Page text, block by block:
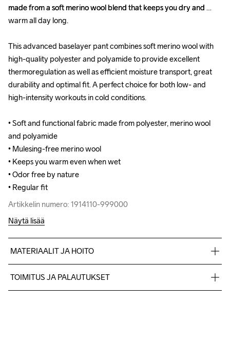
made from a soft merino wool blend that keeps you dry and
warm all day long.
This advanced baselayer pant combines soft merino wool with
high-quality polyester and polyamide to provide excellent
thermoregulation as well as efficient moisture transport, great
durability and optimal fit. A perfect choice for both low- and
high-intensity workouts in cold conditions.
• Soft and functional fabric made from polyester, merino wool
and polyamide
• Mulesing-free merino wool
• Keeps you warm even when wet
• Odor free by nature
• Regular fit
Artikkelin numero: 1914110-999000
made from a soft merino wool blend that keeps you dry and
warm all day long.
This advanced baselayer pant combines soft merino wool with
high-quality polyester and polyamide to provide excellent
thermoregulation as well as efficient moisture transport, great
durability and optimal fit. A perfect choice for both low- and
high-intensity workouts in cold conditions.
• Soft and functional fabric made from polyester, merino wool
and polyamide
• Mulesing-free merino wool
• Keeps you warm even when wet
• Odor free by nature
• Regular fit
Artikkelin numero: 1914110-999000
Näytä lisää
MATERIAALIT JA HOITO
42% Wool Merino
TOIMITUS JA PALAUTUKSET